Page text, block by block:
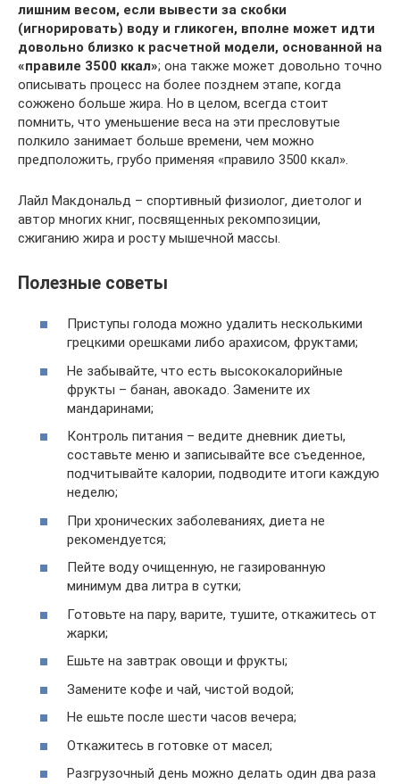
лишним весом, если вывести за скобки
(игнорировать) воду и гликоген, вполне может идти
довольно близко к расчетной модели, основанной на
«правиле 3500 ккал»; она также может довольно точно
описывать процесс на более позднем этапе, когда
сожжено больше жира. Но в целом, всегда стоит
помнить, что уменьшение веса на эти пресловутые
полкило занимает больше времени, чем можно
предположить, грубо применяя «правило 3500 ккал».
Лайл Макдональд – спортивный физиолог, диетолог и
автор многих книг, посвященных рекомпозиции,
сжиганию жира и росту мышечной массы.
Полезные советы
Приступы голода можно удалить несколькими
грецкими орешками либо арахисом, фруктами;
Не забывайте, что есть высококалорийные
фрукты – банан, авокадо. Замените их
мандаринами;
Контроль питания – ведите дневник диеты,
составьте меню и записывайте все съеденное,
подчитывайте калории, подводите итоги каждую
неделю;
При хронических заболеваниях, диета не
рекомендуется;
Пейте воду очищенную, не газированную
минимум два литра в сутки;
Готовьте на пару, варите, тушите, откажитесь от
жарки;
Ешьте на завтрак овощи и фрукты;
Замените кофе и чай, чистой водой;
Не ешьте после шести часов вечера;
Откажитесь в готовке от масел;
Разгрузочный день можно делать один два раза